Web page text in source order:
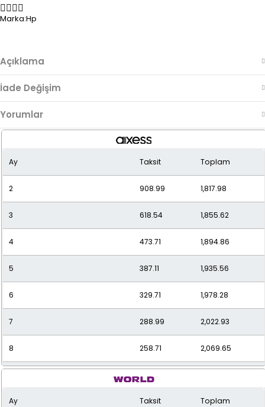
Marka:Hp
Açıklama
İade Değişim
Yorumlar
Ay Taksit Toplam
2 908.99 1,817.98
3 618.54 1,855.62
4 473.71 1,894.86
5 387.11 1,935.56
6 329.71 1,978.28
7 288.99 2,022.93
8 258.71 2,069.65
235.40
10 216.99 2,169.86
Ay Taksit Toplam